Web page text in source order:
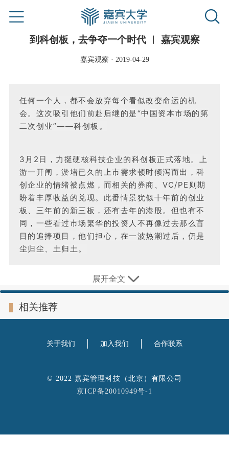
到科创板，去争夺一个时代 ︱ 嘉宾观察
嘉宾观察 · 2019-04-29
任何一个人，都不会放弃每个看似改变命运的机
会。这次吸引他们前赴后继的是“中国资本市场的第
二次创业”——科创板。
3月2日，力挺硬核科技企业的科创板正式落地。上
游一开闸，淤堵已久的上市需求顿时倾泻而出，科
创企业的情绪被点燃，而相关的券商、VC/PE则期
盼着丰厚收益的兑现。此番情景犹似十年前的创业
板、三年前的新三板，还有去年的港股。但也有不
同，一些看过市场繁华的投资人不再像过去那么盲
目的追捧项目，他们担心，在一波热潮过后，仍是
尘归尘、土归土。
········ ····
张驰从未想过，有些新三板企业能在两个月内股价翻了
年来一直投资科技创新企业。
本、中钰资本和汉富控股融资了6482万元，用于创新
药的研发，并在当年5月挂牌新三板。由于医药研发投
展开全文
相关推荐
关于我们 加入我们 合作联系
© 2022 嘉宾管理科技（北京）有限公司
京ICP备20010949号-1